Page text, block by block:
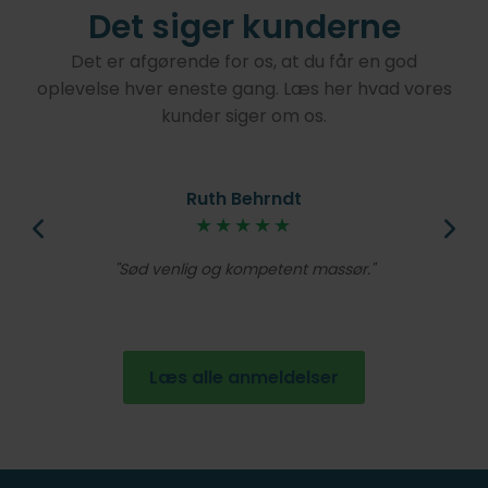
Det siger kunderne
Det er afgørende for os, at du får en god
oplevelse hver eneste gang. Læs her hvad vores
kunder siger om os.
Ruth Behrndt
★★★★★
Sød venlig og kompetent massør.
Læs alle anmeldelser